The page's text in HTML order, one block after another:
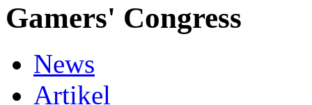
Gamers' Congress
News
Artikel